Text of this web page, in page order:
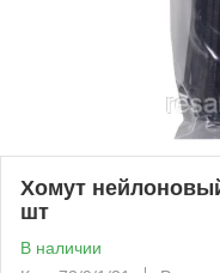
Хомут
шт
В наличии